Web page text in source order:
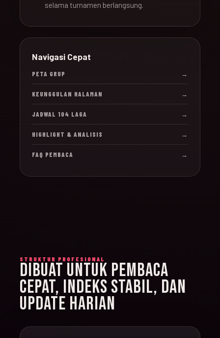
selama turnamen berlangsung.
Navigasi Cepat
PETA GRUP →
KEUNGGULAN HALAMAN →
JADWAL 104 LAGA →
HIGHLIGHT & ANALISIS →
FAQ PEMBACA →
STRUKTUR PROFESIONAL
DIBUAT UNTUK PEMBACA
CEPAT, INDEKS STABIL, DAN
UPDATE HARIAN